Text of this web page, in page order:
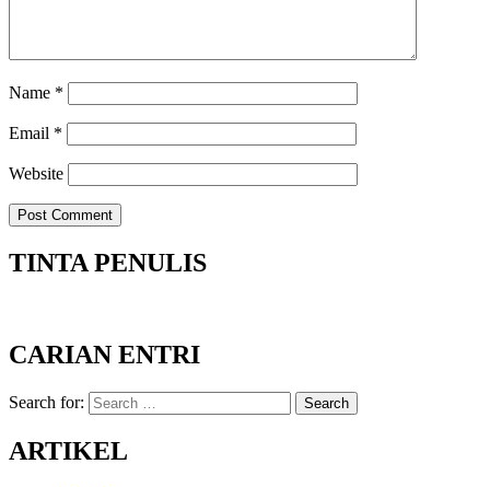
Name *
Email *
Website
TINTA PENULIS
CARIAN ENTRI
Search for: Search
ARTIKEL